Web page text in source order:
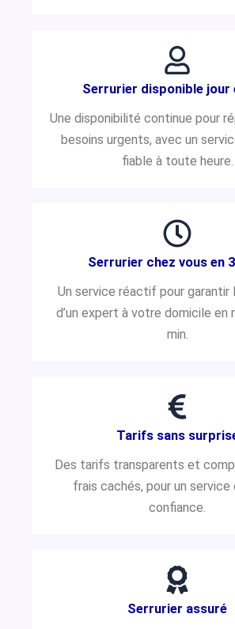
Serrurier disponible jour
Une disponibilité continue pour
besoins urgents, avec un
fiable à toute heure.
Serrurier chez vous en
Un service réactif pour garantir
d’un expert à votre domicile en
min.
Tarifs sans
Des tarifs transparents et
frais cachés, pour un
confiance.
Serrurier assuré